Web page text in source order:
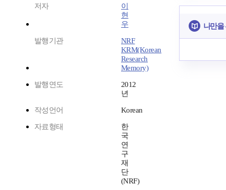
저자
이
현
우
발행기관
NRF
KRM(Korean
Research
Memory)
발행연도
2012
년
작성언어 Korean
자료형태
한
국
연
구
재
단
(NRF)
나만을